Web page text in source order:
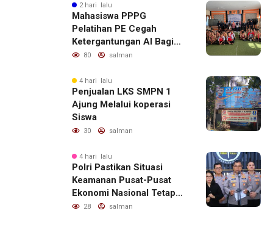
2 hari lalu
Mahasiswa PPPG
Pelatihan PE Cegah
Ketergantungan AI Bagi
80 salman
4 hari lalu
Penjualan LKS SMPN 1
Ajung Melalui koperasi
Siswa
30 salman
4 hari lalu
Polri Pastikan Situasi
Keamanan Pusat-Pusat
Ekonomi Nasional Tetap
Kondusif
28 salman